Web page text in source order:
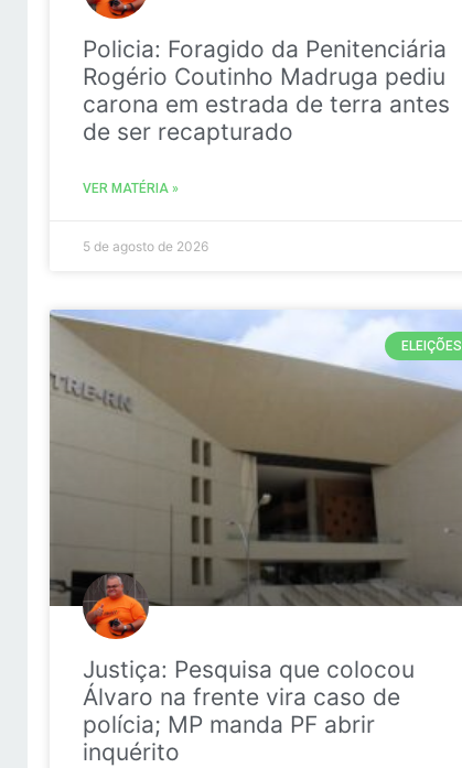
Policia: Foragido da Penitenciária
Rogério Coutinho Madruga pediu
carona em estrada de terra antes
de ser recapturado
VER MATÉRIA »
5 de agosto de 2026
ELEIÇÕES
Justiça: Pesquisa que colocou
Álvaro na frente vira caso de
polícia; MP manda PF abrir
inquérito